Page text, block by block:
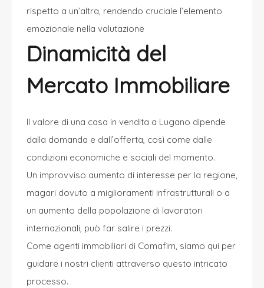
rispetto a un’altra, rendendo cruciale l’elemento
emozionale nella valutazione
Dinamicità del
Mercato Immobiliare
Il valore di una casa in vendita a Lugano dipende
dalla domanda e dall’offerta, così come dalle
condizioni economiche e sociali del momento.
Un improvviso aumento di interesse per la regione,
magari dovuto a miglioramenti infrastrutturali o a
un aumento della popolazione di lavoratori
internazionali, può far salire i prezzi.
Come agenti immobiliari di Comafim, siamo qui per
guidare i nostri clienti attraverso questo intricato
processo.